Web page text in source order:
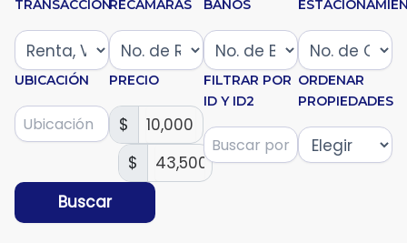
TRANSACCIÓNRECÁMARAS BAÑOS
UBICACIÓN PRECIO
$
$
FILTRAR POR
ID Y ID2
ORDENAR
PROPIEDADES
Buscar